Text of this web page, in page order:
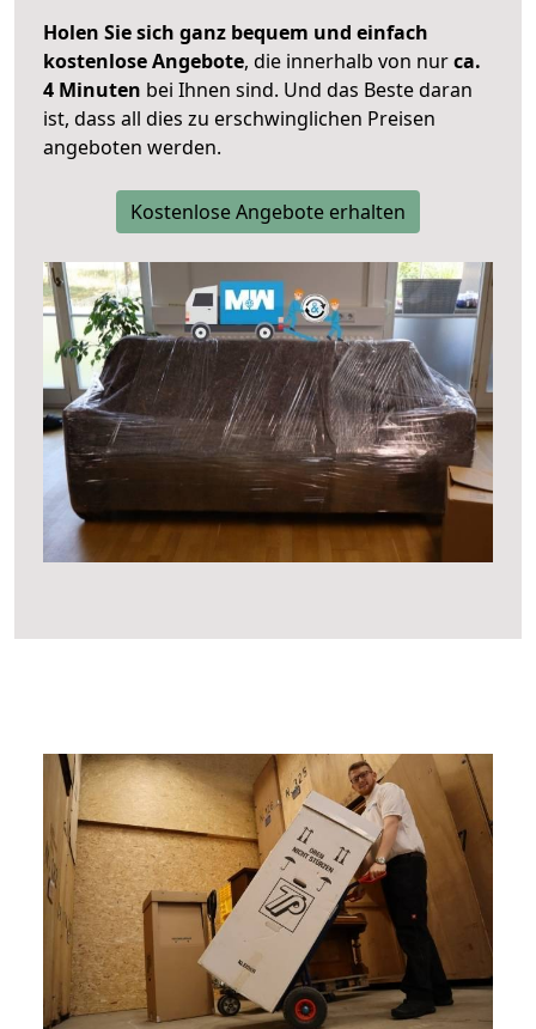
Holen Sie sich ganz bequem und einfach
kostenlose Angebote, die innerhalb von nurca.
4 Minuten bei Ihnen sind. Und das Beste daran
ist, dass all dies zu erschwinglichen Preisen
angeboten werden.
Kostenlose Angebote erhalten